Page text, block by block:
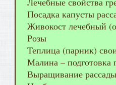
Посадка капусты
Живокост лечебный
Розы
Теплица (парник)
Малина – подготовка
Выращивание